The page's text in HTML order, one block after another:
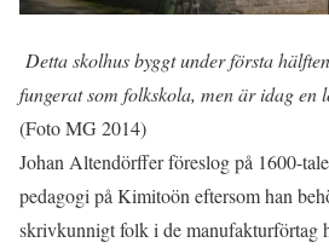
Detta skolhus byggt under första
fungerat som folkskola, men är idag en
(Foto MG 2014)
Johan Altendörffer föreslog på 1600-
pedagogi på Kimitoön eftersom han
skrivkunnigt folk i de manufakturförtag